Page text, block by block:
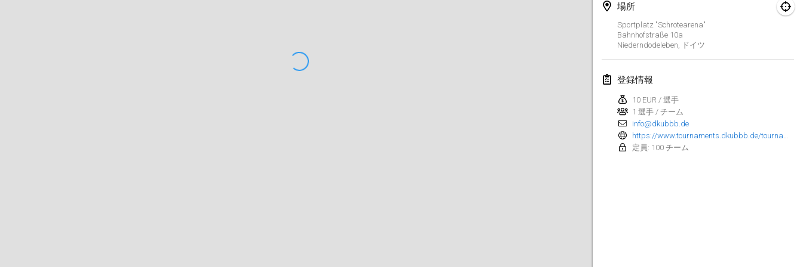
場所
Sportplatz "Schrotearena"
Bahnhofstraße 10a
Niederndodeleben
ドイツ
登録情報
10 EUR / 選手
1 選手 / チーム
info@dkubbb.de
定員: 100 チーム
2025年3月15日
North Carolina Kubb Championship
2025年3月22日
Spring Has Sprung
2025年3月22日
KUBB-o-LOCO tornooi